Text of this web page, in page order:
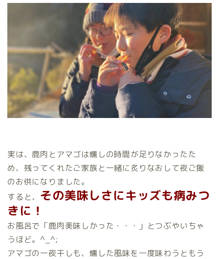
実は、鹿肉とアマゴは燻しの時間が足りなかったた
め、残ってくれたご家族と一緒に炙りなおして夜ご飯
のお供になりました。
すると、 その美味しさにキッズも病みつ
きに！
お風呂で「鹿肉美味しかった・・・」とつぶやいちゃ
うほど。^_^;
アマゴの一夜干しも、燻した風味を一度味わうともう